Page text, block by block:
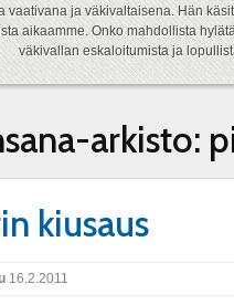
vaativana ja väkivaltaisena. Hän
aikaamme. Onko mahdollista
väkivallan eskaloitumista ja
arkisto:
kiusaus
16.2.2011